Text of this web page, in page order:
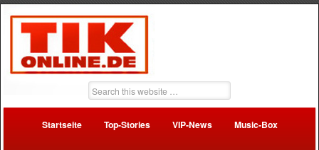
Startseite Top-Stories VIP-News Music-Box